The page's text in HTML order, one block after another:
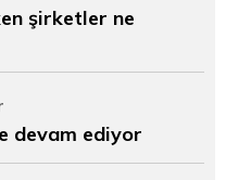
şirketler ne
devam ediyor